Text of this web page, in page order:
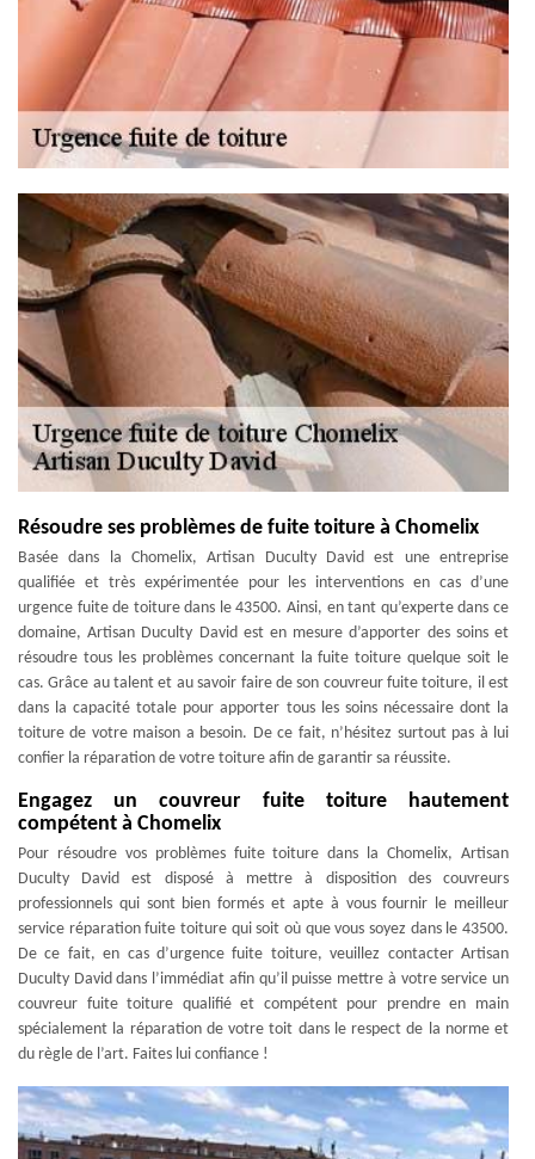
Résoudre ses problèmes de fuite toiture à Chomelix
Basée dans la Chomelix, Artisan Duculty David est une entreprise
qualifiée et très expérimentée pour les interventions en cas d’une
urgence fuite de toiture dans le 43500. Ainsi, en tant qu’experte dans ce
domaine, Artisan Duculty David est en mesure d’apporter des soins et
résoudre tous les problèmes concernant la fuite toiture quelque soit le
cas. Grâce au talent et au savoir faire de son couvreur fuite toiture, il est
dans la capacité totale pour apporter tous les soins nécessaire dont la
toiture de votre maison a besoin. De ce fait, n’hésitez surtout pas à lui
confier la réparation de votre toiture afin de garantir sa réussite.
Engagez un couvreur fuite toiture hautement
compétent à Chomelix
Pour résoudre vos problèmes fuite toiture dans la Chomelix, Artisan
Duculty David est disposé à mettre à disposition des couvreurs
professionnels qui sont bien formés et apte à vous fournir le meilleur
service réparation fuite toiture qui soit où que vous soyez dans le 43500.
De ce fait, en cas d’urgence fuite toiture, veuillez contacter Artisan
Duculty David dans l’immédiat afin qu’il puisse mettre à votre service un
couvreur fuite toiture qualifié et compétent pour prendre en main
spécialement la réparation de votre toit dans le respect de la norme et
du règle de l’art. Faites lui confiance !